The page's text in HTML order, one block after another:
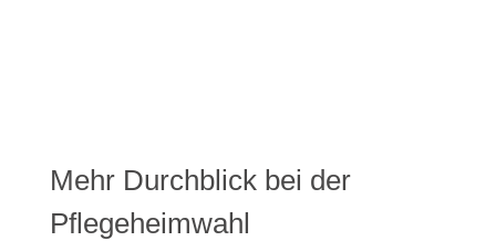
Mehr Durchblick bei der
Pflegeheimwahl